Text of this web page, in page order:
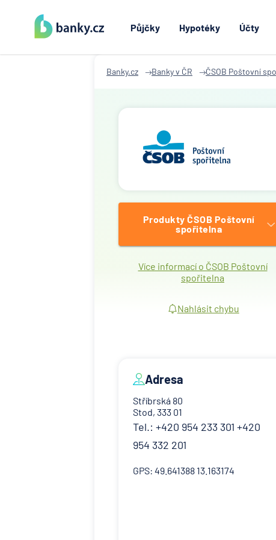
Půjčky Hypotéky Účty
Banky.cz Banky v ČR ČSOB Poštovní
Produkty ČSOB Poštovní
spořitelna
Více informací o ČSOB Poštovní
spořitelna
Nahlásit chybu
Adresa
Stříbrská 80
Stod, 333 01
Tel.: +420 954 233 301 +420
954 332 201
GPS: 49.641388 13.163174